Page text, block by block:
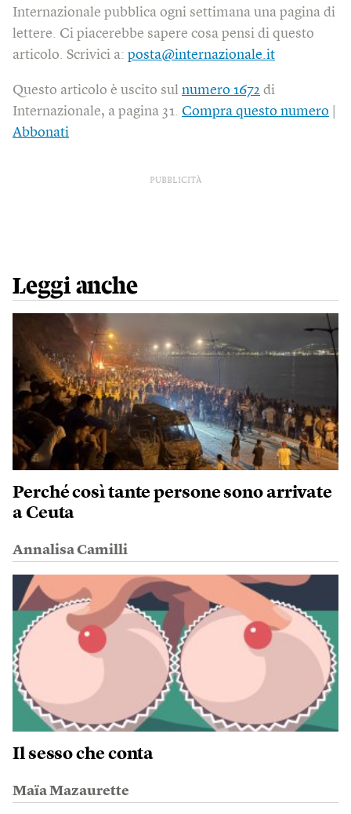
Internazionale pubblica ogni settimana una pagina di
lettere. Ci piacerebbe sapere cosa pensi di questo
articolo. Scrivici a: posta@internazionale.it
Questo articolo è uscito sul numero 1672 di
Internazionale, a pagina 31. Compra questo numero
Abbonati
PUBBLICITÀ
Leggi anche
Perché così tante persone sono arrivate
a Ceuta
Annalisa Camilli
Il sesso che conta
Maïa Mazaurette